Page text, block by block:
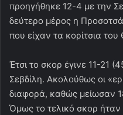
προηγήθηκε 12-4 με την
δεύτερο μέρος η
που είχαν τα κορίτσια
Έτσι το σκορ έγινε 11-21
Σεβδίλη. Ακολούθως οι
διαφορά, καθώς μείωσαν
Όμως το τελικό σκορ